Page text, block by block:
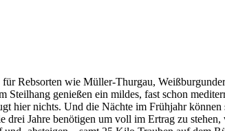
Rebsorten wie Müller-Thurgau,
genießen ein mildes, fast schon
hier nichts. Und die Nächte im Frühjahr
Jahre benötigen um voll im Ertrag zu